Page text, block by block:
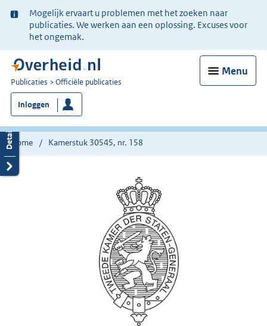
Ter
informatie:
Mogelijk ervaart u problemen met het zoeken naar
publicaties. We werken aan een oplossing. Excuses voor
het ongemak.
Menu
U
bent
nu
hier:
Publicaties Officiële publicaties
Inloggen
Home Kamerstuk 30545, nr. 158